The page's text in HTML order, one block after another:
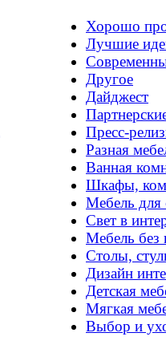
Хорошо
Лучшие
Другое
Дайджест
Пресс-
Разная
Ванная
Шкафы,
Мебель для
Свет в
Мебель без
Столы,
Дизайн
Детская
Мягкая
Выбор и